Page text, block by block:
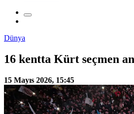
Dünya
16 kentta Kürt seçmen
15 Mayıs 2026, 15:45